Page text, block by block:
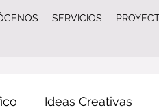
SERVICIOS
Ideas Creativas